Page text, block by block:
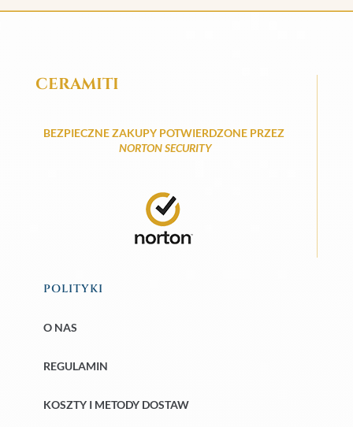
CERAMITI
BEZPIECZNE ZAKUPY POTWIERDZONE PRZEZ
NORTON SECURITY
POLITYKI
O NAS
REGULAMIN
KOSZTY I METODY DOSTAW